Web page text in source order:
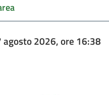
agosto 2026, ore 16:38